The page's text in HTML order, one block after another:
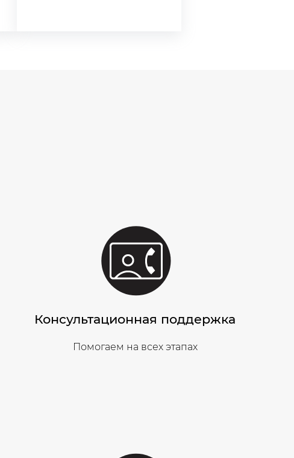
Консультационная поддержка
Помогаем на всех этапах